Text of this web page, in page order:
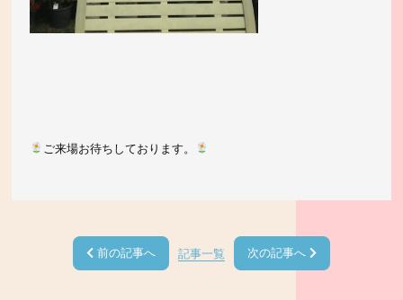
ご来場お待ちしております。
前の記事へ 記事一覧 次の記事へ